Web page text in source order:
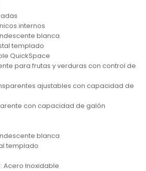
internos
blanca
templado
QuickSpace
para frutas y verduras con control de
ajustables con capacidad de
con capacidad de galón
blanca
templado
Acero Inoxidable